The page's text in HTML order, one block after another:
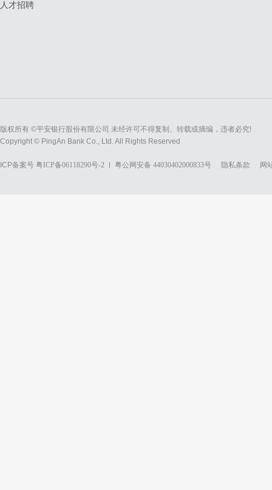
人才招聘
版权所有 ©平安银行股份有限公司 未经许可不得复制、转载或摘编，违者必究!
Copyright © PingAn Bank Co., Ltd. All Rights Reserved
ICP备案号 粤ICP备06118290号-2 粤公网安备 44030402000833号 隐私条款 网